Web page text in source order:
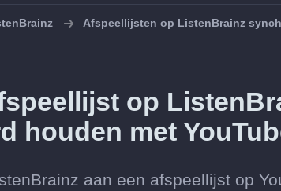
Afspeellijsten op ListenBrainz
op
houden met
aan een afspeellijst op